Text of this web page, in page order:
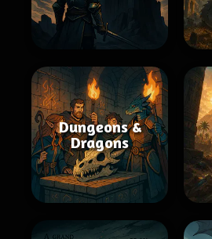
Dungeons &
Dragons